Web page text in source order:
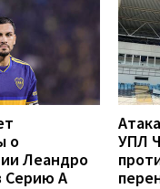
о
Леандро
Серию А
УПЛ